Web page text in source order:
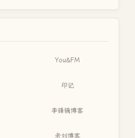
You&FM
印记
李锋镝博客
老刘博客